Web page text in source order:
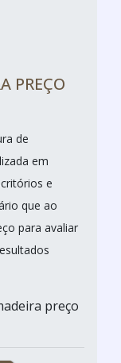
PREÇO
de
em
e
que ao
para avaliar
preço